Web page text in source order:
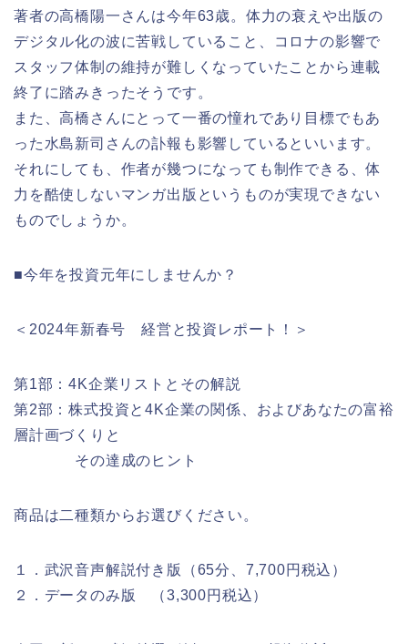
著者の高橋陽一さんは今年63歳。体力の衰えや出版の
デジタル化の波に苦戦していること、コロナの影響で
スタッフ体制の維持が難しく なっていたことから連載
終了に踏みきったそうです。
また、高橋さんにとって一番の憧れであり目標でもあ
った水島新司 さんの訃報も影響しているといいます。
それにしても、作者が幾つになっても制作できる、体
力を酷使しないマンガ出版というものが実現できない
ものでしょうか。
■今年を投資元年にしませんか？
＜2024年新春号 経営と投資レポート！＞
第1部：4K企業リストとその解説
第2部：株式投資と4K企業の関係、およびあなたの富裕
層計画づ くりと
その達成のヒント
商品は二種類からお選びください。
１．武沢音声解説付き版（65分、7,700円税込）
２．データのみ版 （3,300円税込）